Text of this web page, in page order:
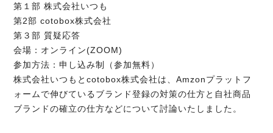
第１部 株式会社いつも
第2部 cotobox株式会社
第３部 質疑応答
会場：オンライン(ZOOM)
参加方法：申し込み制（参加無料）
株式会社いつもとcotobox株式会社は、Amzonプラットフ
ォームで伸びているブランド登録の対策の仕方と自社商品
ブランドの確立の仕方などについて討論いたしました。